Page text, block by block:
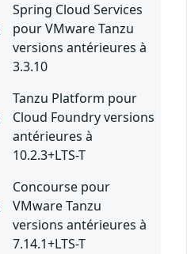
Spring Cloud Services
pour VMware Tanzu
versions antérieures à
3.3.10
Tanzu Platform pour
Cloud Foundry versions
antérieures à
10.2.3+LTS-T
Concourse pour
VMware Tanzu
versions antérieures à
7.14.1+LTS-T